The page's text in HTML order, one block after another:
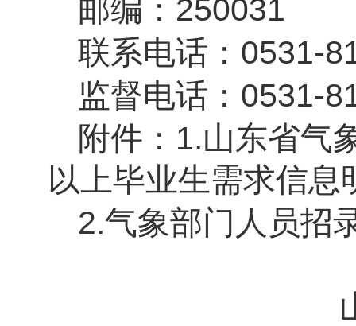
邮编： 250031
联系电话： 0531-
监督电话： 0531-
附件： 1.山东省气
以上毕业生需求信息
2.气象部门人员招